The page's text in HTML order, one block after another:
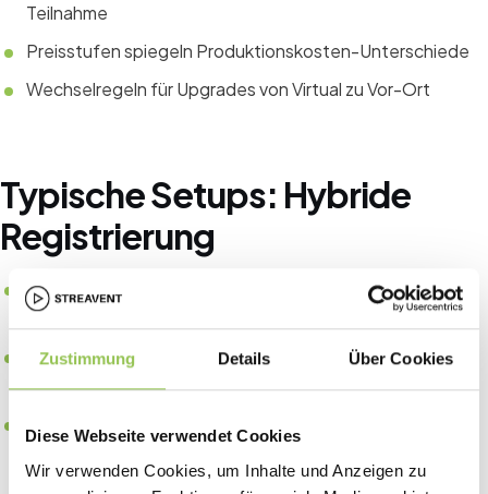
Zustimmung Details Über Cookies
Diese Webseite verwendet Cookies
Wir verwenden Cookies, um Inhalte und Anzeigen zu
Teilnahme
Preisstufen spiegeln Produktionskosten-Unterschiede
Wechselregeln für Upgrades von Virtual zu Vor-Ort
Typische Setups: Hybride
Registrierung
Mehrstufige Formulare mit Save-and-Resume für
komplexe B2B-Events
Firmenrechnung und PO-Felder für Enterprise-
Ticketkäufer